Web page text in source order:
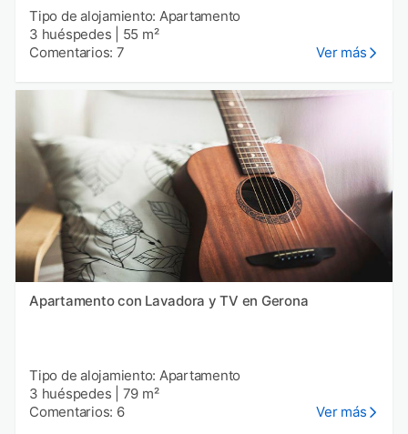
Tipo de alojamiento: Apartamento
3 huéspedes
55 m²
Comentarios: 7
Ver más
Apartamento con Lavadora y TV en Gerona
Tipo de alojamiento: Apartamento
3 huéspedes
79 m²
Comentarios: 6
Ver más